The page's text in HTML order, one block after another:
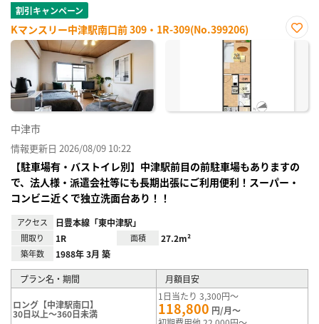
割引キャンペーン
Kマンスリー中津駅南口前 309・1R-309(No.399206)
お気
中津市
情報更新日 2026/08/09 10:22
【駐車場有・バストイレ別】中津駅前目の前駐車場もありますの
で、法人様・派遣会社等にも長期出張にご利用便利！スーパー・
コンビニ近くで独立洗面台あり！！
アクセス 日豊本線「東中津駅」
間取り 1R 面積 27.2m²
築年数 1988年 3月 築
プラン名・期間 月額目安
ロング【中津駅南口】
30日以上～360日未満
1日当たり 3,300円～
118,800 円/月～